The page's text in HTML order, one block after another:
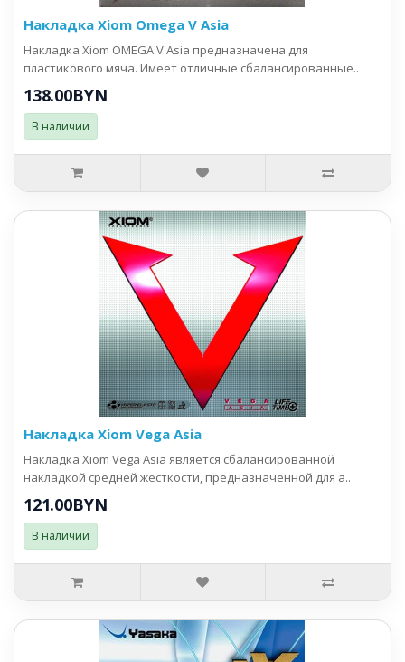
Накладка Xiom Omega V Asia
Накладка Xiom OMEGA V Asia предназначена для
пластикового мяча. Имеет отличные сбалансированные..
138.00BYN
В наличии
Накладка Xiom Vega Asia
Накладка Xiom Vega Asia является сбалансированной
накладкой средней жесткости, предназначенной для а..
121.00BYN
В наличии